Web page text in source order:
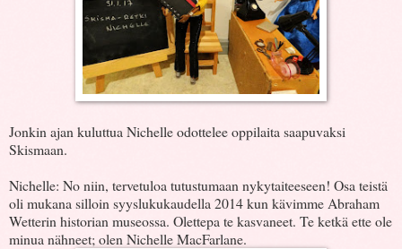
Jonkin ajan kuluttua Nichelle odottelee oppilaita saapuvaksi
Skismaan.
Nichelle: No niin, tervetuloa tutustumaan nykytaiteeseen! Osa teistä
oli mukana silloin syyslukukaudella 2014 kun kävimme Abraham
Wetterin historian museossa. Olettepa te kasvaneet. Te ketkä ette ole
minua nähneet; olen Nichelle MacFarlane.